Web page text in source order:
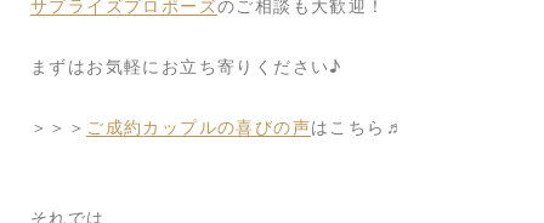
サプライズプロポーズのご相談も大歓迎！
まずはお気軽にお立ち寄りください♪
＞＞＞ ご成約カップルの喜びの声はこちら♬
それでは